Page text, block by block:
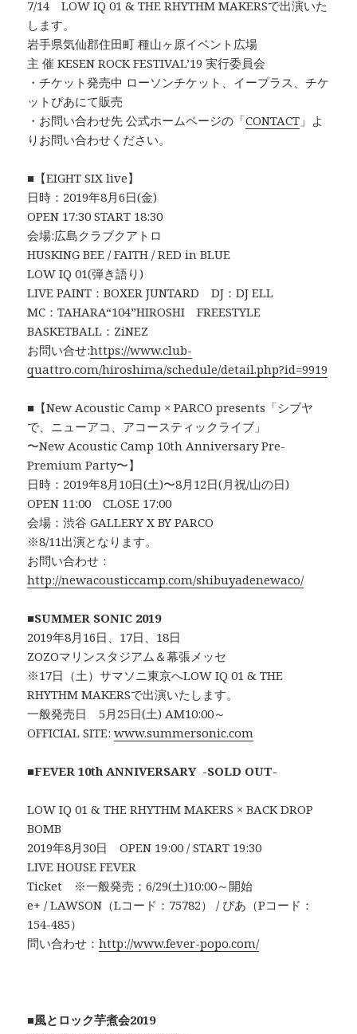
7/14 LOW IQ 01 & THE RHYTHM MAKERSで出演いた
します。
岩手県気仙郡住田町 種山ヶ原イベント広場
主 催 KESEN ROCK FESTIVAL’19 実行委員会
・チケット発売中 ローソンチケット、イープラス、チケ
ットぴあにて販売
・お問い合わせ先 公式ホームページの「CONTACT 」よ
りお問い合わせください。
■【EIGHT SIX live】
日時：2019年8月6日(金)
OPEN 17:30 START 18:30
会場:広島クラブクアトロ
HUSKING BEE / FAITH / RED in BLUE
LOW IQ 01(弾き語り)
LIVE PAINT：BOXER JUNTARD DJ：DJ ELL
MC：TAHARA“104”HIROSHI FREESTYLE
BASKETBALL：ZiNEZ
お問い合せ:https://www.club-
quattro.com/hiroshima/schedule/detail.php?id=9919
■【New Acoustic Camp × PARCO presents「シブヤ
で、ニューアコ、アコースティックライブ」
〜New Acoustic Camp 10th Anniversary Pre-
Premium Party〜】
日時：2019年8月10日(土)〜8月12日(月祝/山の日)
OPEN 11:00 CLOSE 17:00
会場：渋谷 GALLERY X BY PARCO
※8/11出演となります。
お問い合わせ：
http://newacousticcamp.com/shibuyadenewaco/
■SUMMER SONIC 2019
2019年8月16日、17日、18日
ZOZOマリンスタジアム＆幕張メッセ
※17日（土）サマソニ東京へLOW IQ 01 & THE
RHYTHM MAKERSで出演いたします。
一般発売日 5月25日(土) AM10:00～
OFFICIAL SITE:www.summersonic.com
■FEVER 10th ANNIVERSARY -SOLD OUT-
LOW IQ 01 & THE RHYTHM MAKERS × BACK DROP
BOMB
2019年8月30日 OPEN 19:00 / START 19:30
LIVE HOUSE FEVER
Ticket ※一般発売；6/29(土)10:00～開始
e+ / LAWSON（Lコード：75782） / ぴあ（Pコード：
154-485）
問い合わせ：http://www.fever-popo.com/
■風とロック芋煮会2019